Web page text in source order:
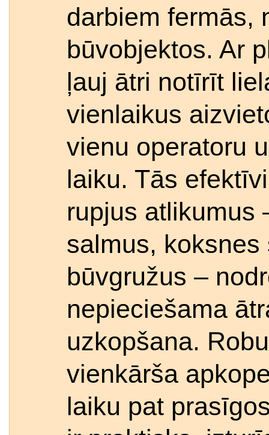
darbiem fermās,
būvobjektos. Ar
ļauj ātri notīrīt
vienlaikus
vienu operatoru
laiku. Tās
rupjus atlikumus
salmus,
būvgružus –
nepieciešama
uzkopšana.
vienkārša
laiku pat